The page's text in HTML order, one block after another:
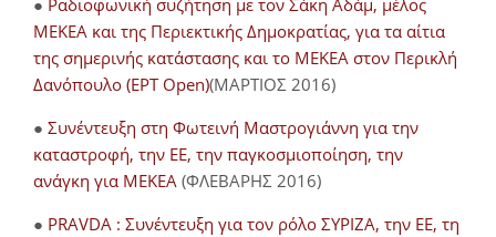
ΜΕΚΕΑ και της Περιεκτικής Δημοκρατίας, για τα αίτια
της σημερινής κατάστασης και το ΜΕΚΕΑ στον Περικλή
Δανόπουλο (ΕΡΤ Open)(ΜΑΡΤΙΟΣ 2016)
● Συνέντευξη στη Φωτεινή Μαστρογιάννη για την
καταστροφή, την ΕΕ, την παγκοσμιοποίηση, την
ανάγκη για ΜΕΚΕΑ (ΦΛΕΒΑΡΗΣ 2016)
● PRAVDA : Συνέντευξη για τον ρόλο ΣΥΡΙΖΑ, την ΕΕ, τη